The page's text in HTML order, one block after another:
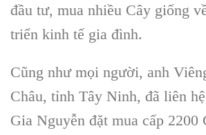
đầu tư, mua nhiều Cây giống
triển kinh tế gia đình.
Cũng như mọi người, anh
Châu, tỉnh Tây Ninh, đã liên
Gia Nguyễn đặt mua cấp 2200